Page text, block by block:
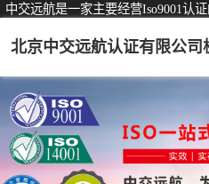
北京中交远航认证有限公司
认证服务 可